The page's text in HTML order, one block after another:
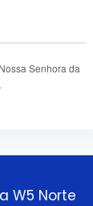
Senhora da
W5 Norte